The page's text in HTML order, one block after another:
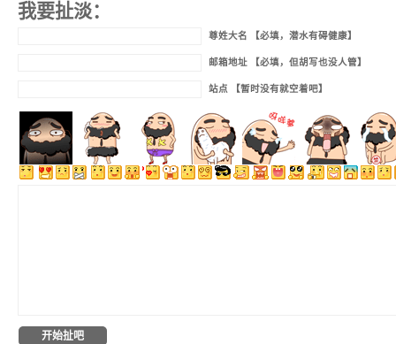
我要扯淡：
尊姓大名 【必填，潜水有碍健康】
邮箱地址 【必填，但胡写也没人管】
站点 【暂时没有就空着吧】